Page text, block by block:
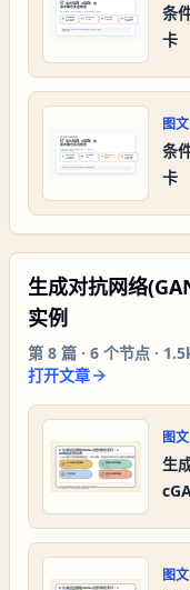
条
卡
图文
条
卡
生成对抗网络
实例
第 8 篇 · 6 个节点 ·
打开文章
图文
生
图文